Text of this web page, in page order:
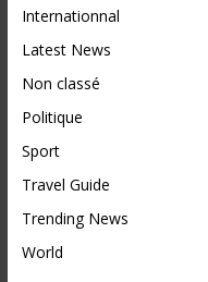
Internationnal
Latest News
Non classé
Politique
Sport
Travel Guide
Trending News
World